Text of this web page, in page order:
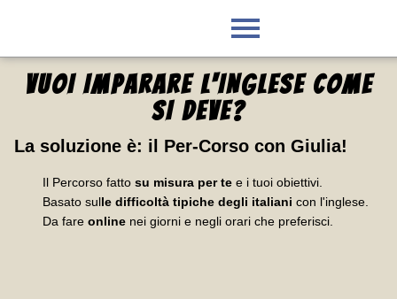
VUOI IMPARARE L'INGLESE COME
SI DEVE?
La soluzione è: il Per-Corso con Giulia!
Il Percorso fatto su misura per te e i tuoi obiettivi.
Basato sulle difficoltà tipiche degli italiani con l'inglese.
Da fare online nei giorni e negli orari che preferisci.